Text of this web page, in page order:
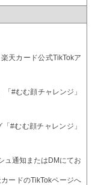
楽天カード公式TikTokア
#むむ顔チャレンジ」
#むむ顔チャレンジ」
ュ通知またはDMにてお
ードのTikTokページへ